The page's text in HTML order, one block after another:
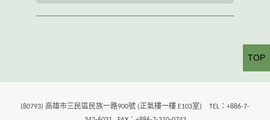
(80793) 高雄市三民區民族一路900號 (正氣樓一樓 E103室) TEL：+886-7-
TOP